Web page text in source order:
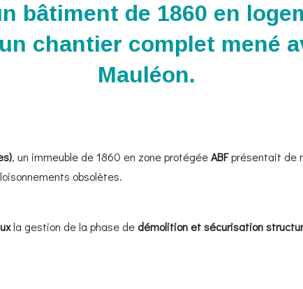
bâtiment de 1860 en
chantier complet mené
Mauléon.
, un immeuble de 1860 en zone protégéeABFprésentait de
obsolètes.
la gestion de la phase dedémolition et sécurisation